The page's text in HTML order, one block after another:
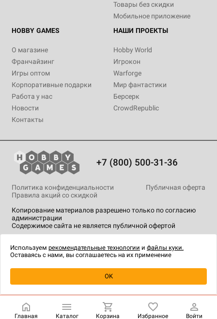
Уведомить о наличии
Товары без скидки
Мобильное приложение
HOBBY GAMES
О магазине
Франчайзинг
Игры оптом
Корпоративные подарки
Работа у нас
Новости
Контакты
НАШИ ПРОЕКТЫ
Hobby World
Игрокон
Warforge
Мир фантастики
Берсерк
CrowdRepublic
+7 (800) 500-31-36
Копирование материалов разрешено только по согласию
администрации
Содержимое сайта не является публичной офертой
Политика конфиденциальности
Публичная оферта
Правила акций со скидкой
технологии.
Главная Каталог Корзина Избранное Войти
Используем рекомендательные технологии и файлы куки.
Оставаясь с нами, вы соглашаетесь на их применение
OK